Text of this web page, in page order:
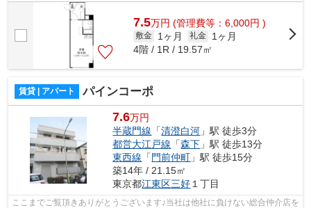
様へ提供しております！最新の情報は...
7.5万円 (管理費等：6,000円 )
敷金 1ヶ月 礼金
1ヶ月
4階 / 1R / 19.57㎡
賃貸 | アパート パインコーポ
7.6万円
半蔵門線 「清澄白河 」駅 徒歩3分
都営大江戸線 「森下 」駅 徒歩13分
東西線 「 門前仲町 」駅 徒歩15分
築14年 / 21.15㎡
東京都江東区三好 １丁目
ここまでご覧頂きありがとうございます♪当社は他社に負けない総合仲介店を